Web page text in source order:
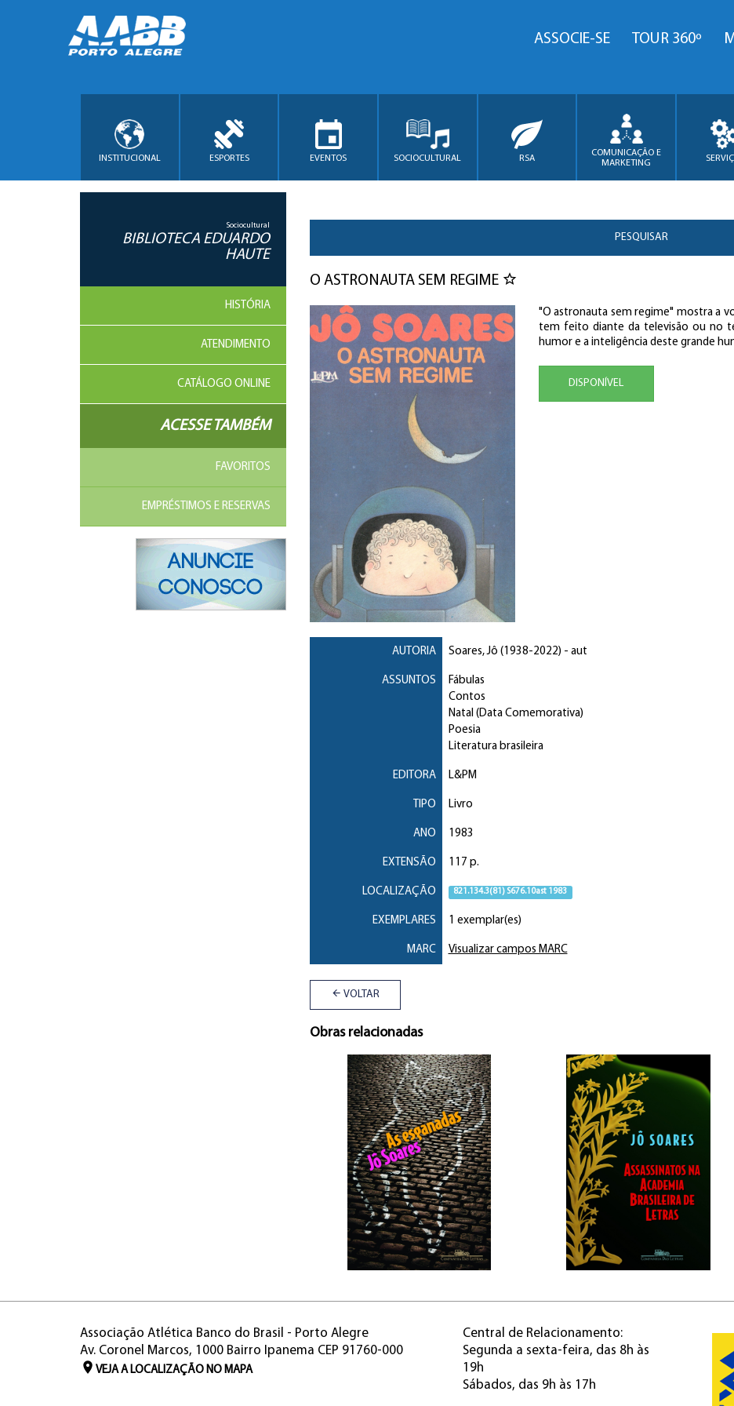
ASSOCIE-SE TOUR 360º
INSTITUCIONAL ESPORTES EVENTOS SOCIOCULTURAL RSA
COMUNICAÇÃO E
MARKETING
Sociocultural
BIBLIOTECA EDUARDO
HAUTE
HISTÓRIA
ATENDIMENTO
CATÁLOGO ONLINE
ACESSE TAMBÉM
FAVORITOS
EMPRÉSTIMOS E RESERVAS
PESQUISAR
O ASTRONAUTA SEM REGIME
"O astronauta sem regime" mostra a
tem feito diante da televisão ou no
humor e a inteligência deste grande
DISPONÍVEL
AUTORIA Soares, Jô (1938-2022) - aut
ASSUNTOS
Fábulas
Contos
Natal (Data Comemorativa)
Poesia
Literatura brasileira
EDITORA L&PM
TIPO Livro
ANO 1983
EXTENSÃO 117 p.
LOCALIZAÇÃO 821.134.3(81) S676.10ast 1983
EXEMPLARES 1 exemplar(es)
MARC Visualizar campos MARC
VOLTAR
Obras relacionadas
Associação Atlética Banco do Brasil - Porto Alegre
Av. Coronel Marcos, 1000 Bairro Ipanema CEP 91760-000
VEJA A LOCALIZAÇÃO NO MAPA
Central de Relacionamento:
Segunda a sexta-feira, das 8h às
19h
Sábados, das 9h às 17h